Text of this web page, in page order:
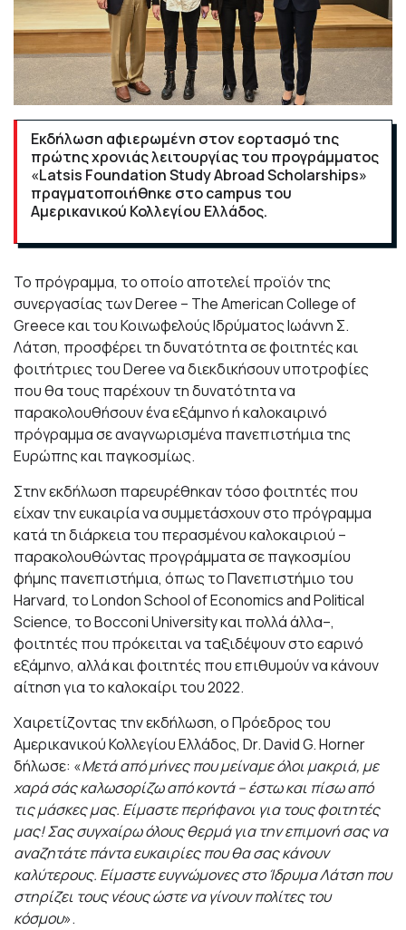
Εκδήλωση αφιερωμένη στον εορτασμό της
πρώτης χρονιάς λειτουργίας του προγράμματος
«Latsis Foundation Study Abroad Scholarships»
πραγματοποιήθηκε στο campus του
Αμερικανικού Κολλεγίου Ελλάδος.
Το πρόγραμμα, το οποίο αποτελεί προϊόν της
συνεργασίας τωνDeree – TheAmericanCollegeof
Greeceκαι του Κοινωφελούς Ιδρύματος Ιωάννη Σ.
Λάτση, προσφέρει τη δυνατότητα σε φοιτητές και
φοιτήτριες του Deree να διεκδικήσουν υποτροφίες
που θα τους παρέχουν τη δυνατότητα να
παρακολουθήσουν ένα εξάμηνο ή καλοκαιρινό
πρόγραμμα σε αναγνωρισμένα πανεπιστήμια της
Ευρώπης και παγκοσμίως.
Στην εκδήλωση παρευρέθηκαν τόσο φοιτητές που
είχαν την ευκαιρία να συμμετάσχουν στο πρόγραμμα
κατά τη διάρκεια του περασμένου καλοκαιριού –
παρακολουθώντας προγράμματα σε παγκοσμίου
φήμης πανεπιστήμια, όπως το Πανεπιστήμιο του
Harvard, το London School of Economics and Political
Science, το Bocconi University και πολλά άλλα–,
φοιτητές που πρόκειται να ταξιδέψουν στο εαρινό
εξάμηνο, αλλά και φοιτητές που επιθυμούν να κάνουν
αίτηση για το καλοκαίρι του 2022.
Χαιρετίζοντας την εκδήλωση, ο Πρόεδρος του
Αμερικανικού Κολλεγίου Ελλάδος, Dr. David G. Horner
δήλωσε: «Μετά από μήνες που μείναμε όλοι μακριά, με
χαρά σάς καλωσορίζω από κοντά – έστω και πίσω από
τις μάσκες μας. Είμαστε περήφανοι για τους φοιτητές
μας! Σας συγχαίρω όλους θερμά για την επιμονή σας να
αναζητάτε πάντα ευκαιρίες που θα σας κάνουν
καλύτερους. Είμαστε ευγνώμονες στο Ίδρυμα Λάτση που
στηρίζει τους νέους ώστε να γίνουν πολίτες του
κόσμου».